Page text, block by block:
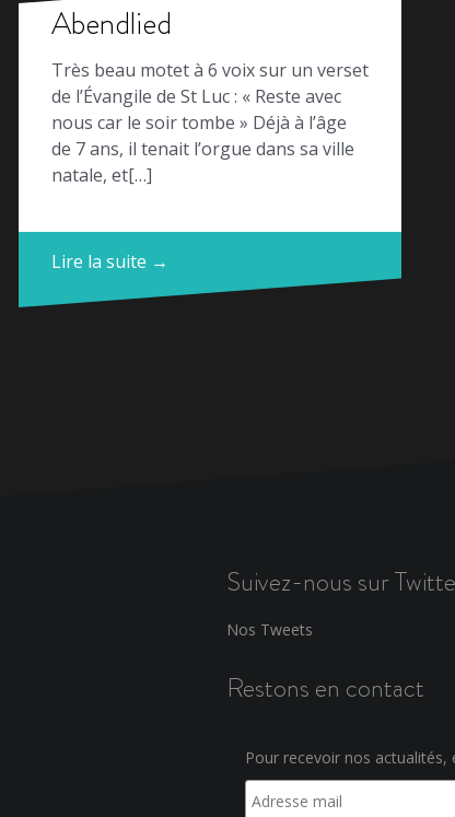
Abendlied
Très beau motet à 6 voix sur un verset
de l’Évangile de St Luc : « Reste avec
nous car le soir tombe » Déjà à l’âge
de 7 ans, il tenait l’orgue dans sa ville
natale, et[…]
Lire la suite →
Suivez-nous sur
Nos Tweets
Restons en contact
Pour recevoir nos